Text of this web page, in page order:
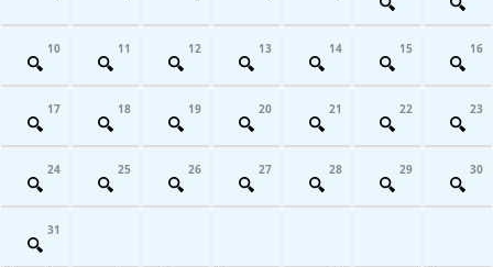
10 11 12 13 14 15 16
17 18 19 20 21 22 23
24 25 26 27 28 29 30
31